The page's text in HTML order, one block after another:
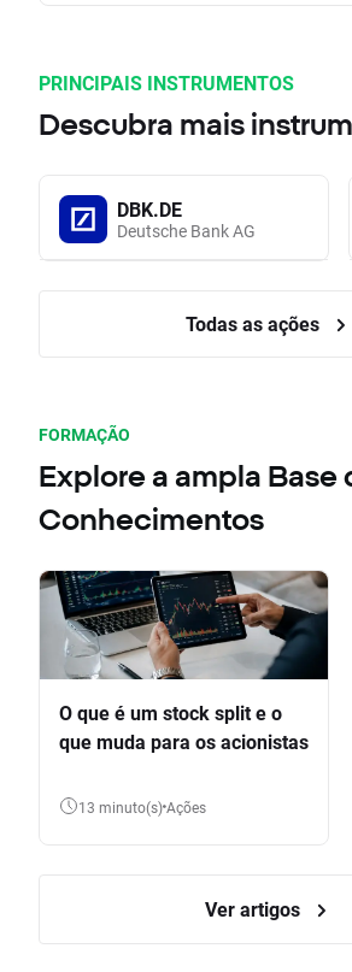
PRINCIPAIS INSTRUMENTOS
Descubra mais
DBK.DE
Deutsche Bank AG
Todas as ações
FORMAÇÃO
Explore a ampla Base
Conhecimentos
O que é um stock split e o
que muda para os acionistas
13 minuto(s) Ações
Ver artigos